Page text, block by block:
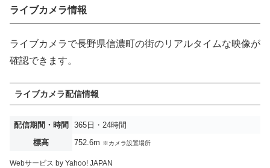
ライブカメラ情報
ライブカメラで長野県信濃町の街のリアルタイムな映像が
確認できます。
ライブカメラ配信情報
配信期間・時間
365日・24時間
標高
752.6m ※カメラ設置場所
Webサービス by Yahoo! JAPAN